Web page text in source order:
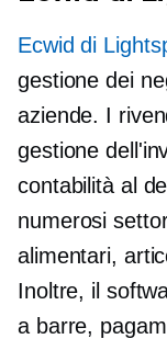
Ecwid di
gestione dei
aziende. I
gestione
contabilità al
numerosi
alimentari,
Inoltre, il
a barre,